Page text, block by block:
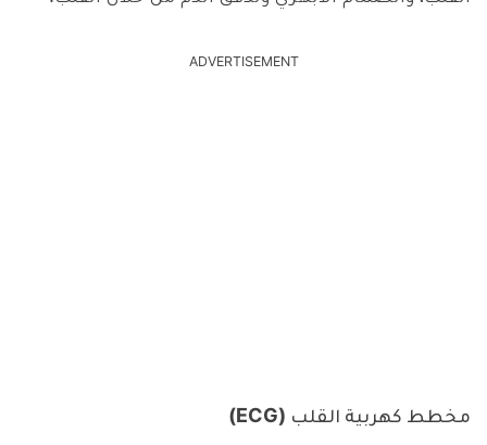
ADVERTISEMENT
مخطط كهربية القلب (ECG)